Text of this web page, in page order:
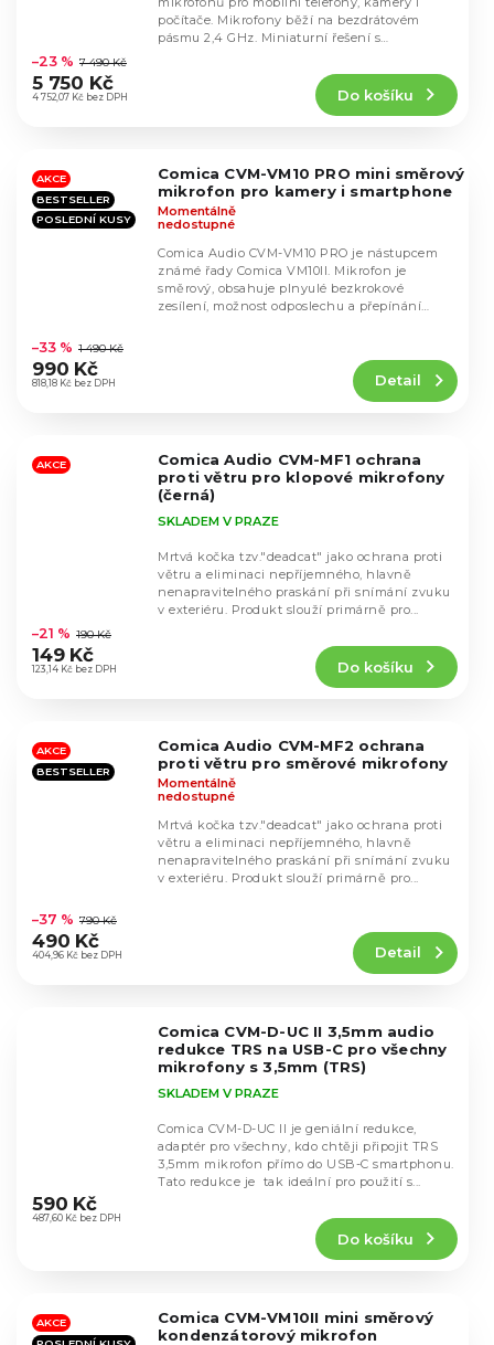
hodnocení
produktu
je
hvězdiček.
4 752,07 Kč bez DPH
–23 % 7 490 Kč
5 750 Kč
Do košíku
počítače. Mikrofony běží na bezdrátovém
pásmu 2,4 GHz. Miniaturní řešení s
AKCE
BESTSELLER
POSLEDNÍ KUSY
Comica CVM-VM10 PRO mini směrový
mikrofon pro kamery i smartphone
hodnocení
produktu
je
hvězdiček.
Momentálně
nedostupné
818,18 Kč bez DPH
–33 % 1 490 Kč
990 Kč Detail
Comica Audio CVM-VM10 PRO je nástupcem
známé řady Comica VM10II. Mikrofon je
směrový, obsahuje plnyulé bezkrokové
zesílení, možnost odposlechu a přepínání
AKCE
Comica Audio CVM-MF1 ochrana
proti větru pro klopové mikrofony
(černá)
hodnocení
produktu
je
hvězdiček.
SKLADEM V PRAZE
123,14 Kč bez DPH
–21 % 190 Kč
149 Kč
Do košíku
Mrtvá kočka tzv."deadcat" jako ochrana proti
větru a eliminaci nepříjemného, hlavně
nenapravitelného praskání při snímání zvuku
v exteriéru. Produkt slouží primárně pro...
AKCE
BESTSELLER
Comica Audio CVM-MF2 ochrana
proti větru pro směrové mikrofony
hodnocení
produktu
je
Momentálně
nedostupné
404,96 Kč bez DPH
–37 % 790 Kč
490 Kč Detail
Mrtvá kočka tzv."deadcat" jako ochrana proti
větru a eliminaci nepříjemného, hlavně
nenapravitelného praskání při snímání zvuku
v exteriéru. Produkt slouží primárně pro...
Comica CVM-D-UC II 3,5mm audio
redukce TRS na USB-C pro všechny
mikrofony s 3,5mm (TRS)
hodnocení
produktu
hvězdiček.
SKLADEM V PRAZE
487,60 Kč bez DPH
590 Kč
Do košíku
Comica CVM-D-UC II je geniální redukce,
adaptér pro všechny, kdo chtěji připojit TRS
3,5mm mikrofon přímo do USB-C smartphonu.
Tato redukce je tak ideální pro použití s...
AKCE
Comica CVM-VM10II mini směrový
kondenzátorový mikrofon